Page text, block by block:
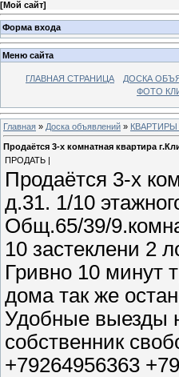
[Мой сайт]
Форма входа
Меню сайта
ГЛАВНАЯ СТРАНИЦА ДОСКА
ФОТО
Главная » Доска объявлений »
Продаётся 3-х комнатная квартира
ПРОДАТЬ |
Продаётся 3-х
д.31. 1/10
Общ.65/39/
10 застеклени 2
Гривно 10 минут
дома так же
Удобные выезды
собственник
+79264956363